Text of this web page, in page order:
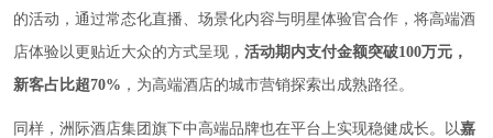
的活动，通过常态化直播、场景化内容与明星体验官合作，将高端酒
店体验以更贴近大众的方式呈现， 活动期内支付金额突破100万元，
新客占比超70% ，为高端酒店的城市营销探索出成熟路径。
同样，洲际酒店集团旗下中高端品牌也在平台上实现稳健成长。以嘉